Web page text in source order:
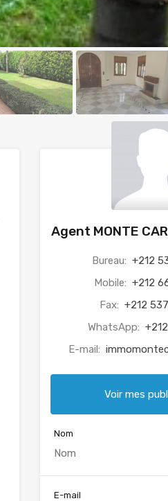
Agent MONTE
Bureau: +212
Mobile: +212
Fax: +212
WhatsApp:
E-mail:
Voir mes
Nom
E-mail